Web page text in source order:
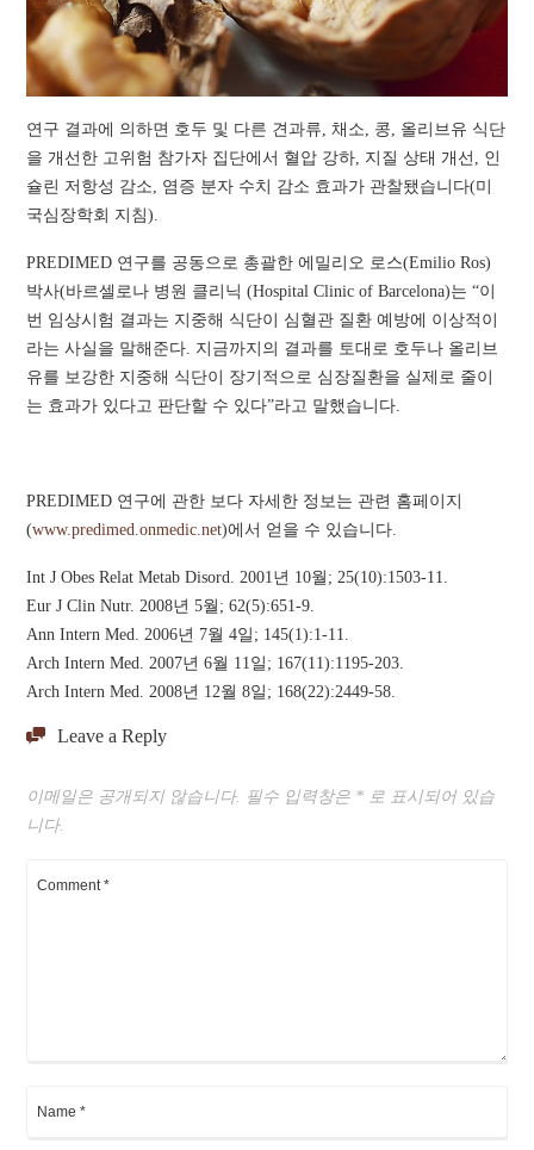
연구 결과에 의하면 호두 및 다른 견과류, 채소, 콩, 올리브유 식단
을 개선한 고위험 참가자 집단에서 혈압 강하, 지질 상태 개선, 인
슐린 저항성 감소, 염증 분자 수치 감소 효과가 관찰됐습니다(미
국심장학회 지침).
PREDIMED 연구를 공동으로 총괄한 에밀리오 로스(Emilio Ros)
박사(바르셀로나 병원 클리닉 (Hospital Clinic of Barcelona)는 “이
번 임상시험 결과는 지중해 식단이 심혈관 질환 예방에 이상적이
라는 사실을 말해준다. 지금까지의 결과를 토대로 호두나 올리브
유를 보강한 지중해 식단이 장기적으로 심장질환을 실제로 줄이
는 효과가 있다고 판단할 수 있다”라고 말했습니다.
PREDIMED 연구에 관한 보다 자세한 정보는 관련 홈페이지
(www.predimed.onmedic.net)에서 얻을 수 있습니다.
Int J Obes Relat Metab Disord. 2001년 10월; 25(10):1503-11.
Eur J Clin Nutr. 2008년 5월; 62(5):651-9.
Ann Intern Med. 2006년 7월 4일; 145(1):1-11.
Arch Intern Med. 2007년 6월 11일; 167(11):1195-203.
Arch Intern Med. 2008년 12월 8일; 168(22):2449-58.
Leave a Reply
이메일은 공개되지 않습니다. 필수 입력창은 * 로 표시되어 있습
니다.